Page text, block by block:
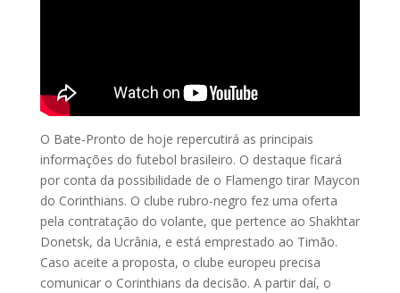
O Bate-Pronto de hoje repercutirá as principais
informações do futebol brasileiro. O destaque ficará
por conta da possibilidade de o Flamengo tirar Maycon
do Corinthians. O clube rubro-negro fez uma oferta
pela contratação do volante, que pertence ao Shakhtar
Donetsk, da Ucrânia, e está emprestado ao Timão.
Caso aceite a proposta, o clube europeu precisa
comunicar o Corinthians da decisão. A partir daí, o